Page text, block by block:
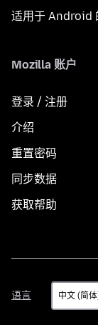
适用于 Android
Mozilla 账户
登录 / 注册
介绍
重置密码
同步数据
获取帮助
语言
语
言